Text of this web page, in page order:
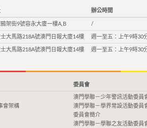
辦公時間
架街9號容永大廈一樓A,B /
大馬路218A號澳門日報大廈14樓 週一至五：上午9時30
大馬路218A號澳門日報大廈14樓 週一至五：上午9時30
會架構
委員會
澳門學聯－少年警訊活動委員
澳門學聯－學界常設活動委員
委員會簡介
澳門學聯－學聯之友活動委員